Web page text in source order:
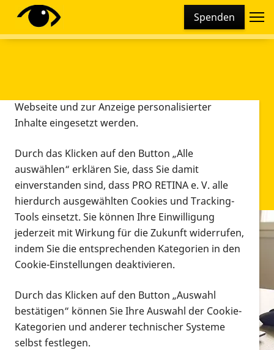
Spenden
Infomaterial
Infomaterial
Vorlesen
Alle Infomaterialien in verschiedenen
Formaten an einem Ort
Diese Webseite setzt verschiedene Cookies und
Tracking-Tools ein. Dies beinhaltet Cookies und
Webseite und zur Anzeige personalisierter
Inhalte eingesetzt werden.
Durch das Klicken auf den Button „Alle
auswählen“ erklären Sie, dass Sie damit
einverstanden sind, dass PRO RETINA e. V. alle
hierdurch ausgewählten Cookies und Tracking-
Tools einsetzt. Sie können Ihre Einwilligung
jederzeit mit Wirkung für die Zukunft widerrufen,
indem Sie die entsprechenden Kategorien in den
Cookie-Einstellungen deaktivieren.
Durch das Klicken auf den Button „Auswahl
bestätigen“ können Sie Ihre Auswahl der Cookie-
Kategorien und anderer technischer Systeme
selbst festlegen.